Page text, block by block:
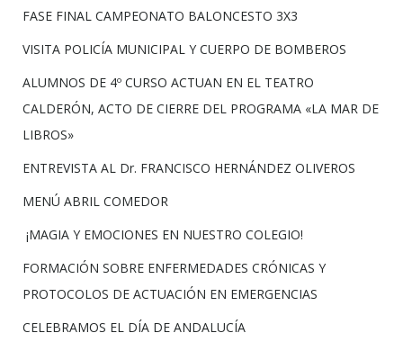
FASE FINAL CAMPEONATO BALONCESTO 3X3
VISITA POLICÍA MUNICIPAL Y CUERPO DE BOMBEROS
ALUMNOS DE 4º CURSO ACTUAN EN EL TEATRO
CALDERÓN, ACTO DE CIERRE DEL PROGRAMA «LA MAR DE
LIBROS»
ENTREVISTA AL Dr. FRANCISCO HERNÁNDEZ OLIVEROS
MENÚ ABRIL COMEDOR
¡MAGIA Y EMOCIONES EN NUESTRO COLEGIO!
FORMACIÓN SOBRE ENFERMEDADES CRÓNICAS Y
PROTOCOLOS DE ACTUACIÓN EN EMERGENCIAS
CELEBRAMOS EL DÍA DE ANDALUCÍA